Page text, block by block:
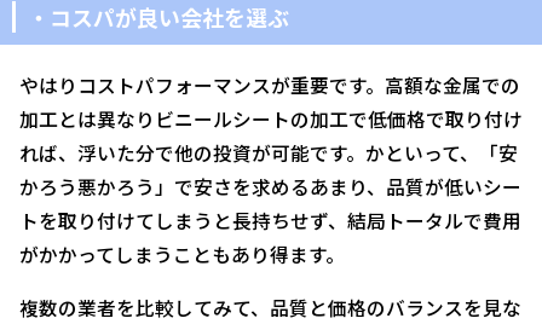
・コスパが良い会社を選ぶ
やはりコストパフォーマンスが重要です。高額な金属での
加工とは異なりビニールシートの加工で低価格で取り付け
れば、浮いた分で他の投資が可能です。かといって、「安
かろう悪かろう」で安さを求めるあまり、品質が低いシー
トを取り付けてしまうと長持ちせず、結局トータルで費用
がかかってしまうこともあり得ます。
複数の業者を比較してみて、品質と価格のバランスを見な